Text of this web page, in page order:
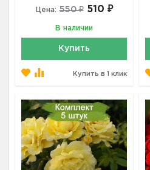
Цена: 550 ₽ 510 ₽
В наличии
Купить
Купить в 1 клик